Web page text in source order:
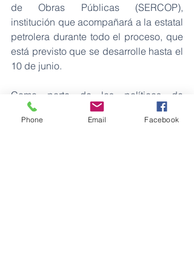
de Obras Públicas (SERCOP),
institución que acompañará a la estatal
petrolera durante todo el proceso, que
está previsto que se desarrolle hasta el
10 de junio.
Como parte de las políticas de
transparencia, la empresa también
informará oportunamente del proceso a
Phone Email Facebook